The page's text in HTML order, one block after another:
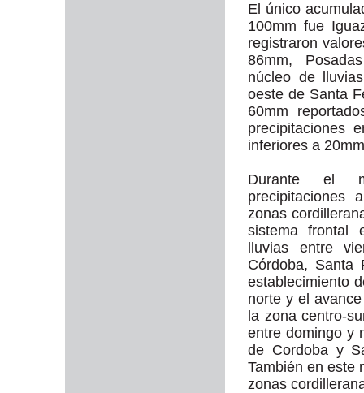
El único
100mm fue
registraron
86mm,
núcleo de
oeste de Santa
60mm
precipitaciones
inferiores a
Durante el
precipitaciones
zonas
sistema frontal
lluvias entre
Córdoba,
establecimiento
norte y el
la zona centro-
entre domingo y
de Cordoba y
También en este
zonas